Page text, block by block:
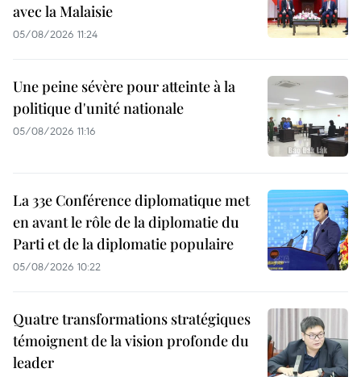
avec la Malaisie
05/08/2026 11:24
Une peine sévère pour atteinte à la
politique d'unité nationale
05/08/2026 11:16
La 33e Conférence diplomatique met
en avant le rôle de la diplomatie du
Parti et de la diplomatie populaire
05/08/2026 10:22
Quatre transformations stratégiques
témoignent de la vision profonde du
leader